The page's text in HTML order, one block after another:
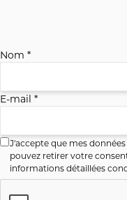
Nom *
E-mail *
J'accepte que mes
pouvez retirer votre
informations détaillées